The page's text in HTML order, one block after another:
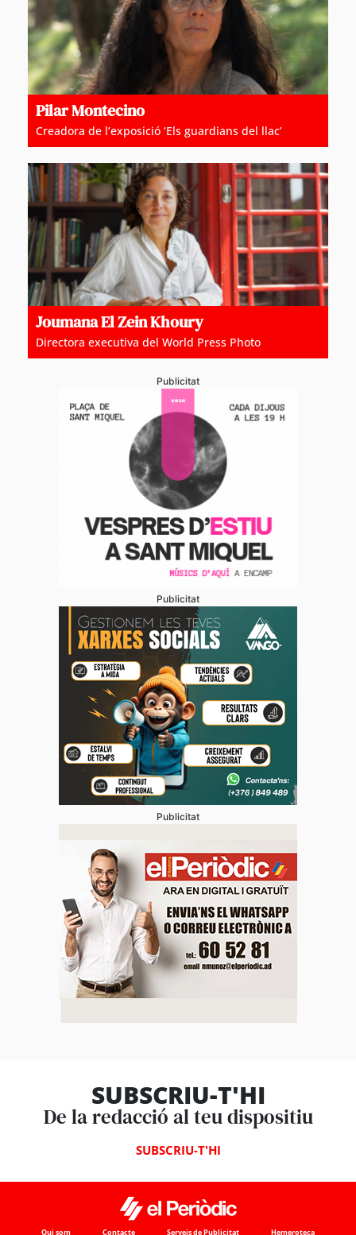
Pilar Montecino
Creadora de l’exposició ‘Els guardians del llac’
Joumana El Zein Khoury
Directora executiva del World Press Photo
Publicitat
Publicitat
Publicitat
SUBSCRIU-T'HI
De la redacció al teu dispositiu
SUBSCRIU-T'HI
Qui som Contacte Serveis de Publicitat Hemeroteca